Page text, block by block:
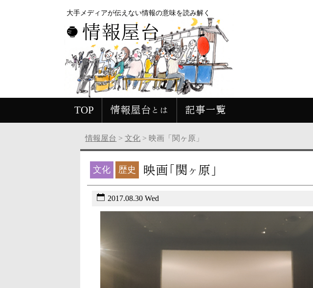
大手メディアが伝えない情報の意味を読み解く
情報屋台
TOP 情報屋台とは 記事一覧
情報屋台 >文化 > 映画「関ヶ原」
文化 歴史 映画「関ヶ原」
2017.08.30 Wed